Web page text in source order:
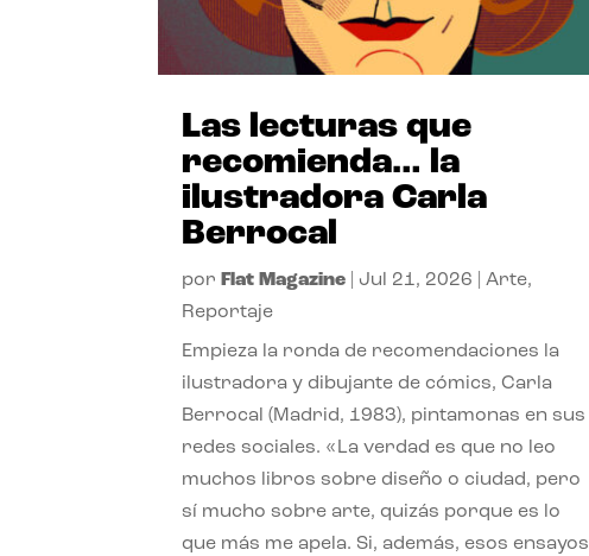
Las lecturas que
recomienda… la
ilustradora Carla
Berrocal
por Flat Magazine Jul 21, 2026 |Arte,
Reportaje
Empieza la ronda de recomendaciones la
ilustradora y dibujante de cómics, Carla
Berrocal (Madrid, 1983), pintamonas en sus
redes sociales. «La verdad es que no leo
muchos libros sobre diseño o ciudad, pero
sí mucho sobre arte, quizás porque es lo
que más me apela. Si, además, esos ensayos